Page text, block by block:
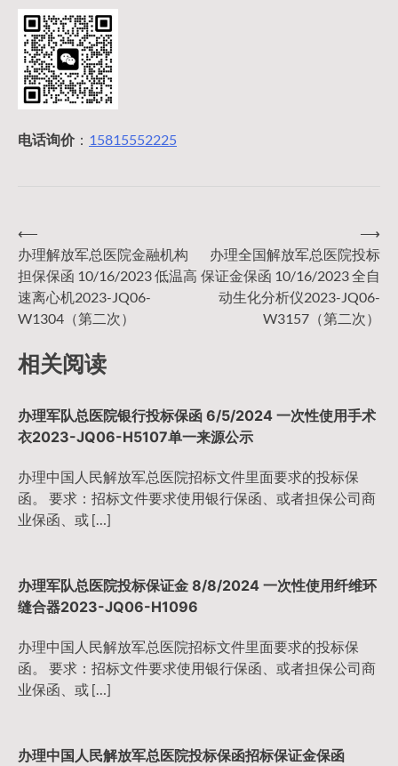
电话询价： 15815552225
文
章
导
⟵
办理解放军总医院金融机构
担保保函 10/16/2023 低温高
速离心机2023-JQ06-
W1304（第二次）
办理全国解放军总医院投标
保证金保函 10/16/2023 全自
动生化分析仪2023-JQ06-
W3157（第二次）
⟶
相关阅读
办理军队总医院银行投标保函 6/5/2024 一次性使用手术
衣2023-JQ06-H5107单一来源公示
办理中国人民解放军总医院招标文件里面要求的投标保
函。 要求：招标文件要求使用银行保函、或者担保公司商
业保函、或 […]
办理军队总医院投标保证金 8/8/2024 一次性使用纤维环
缝合器2023-JQ06-H1096
办理中国人民解放军总医院招标文件里面要求的投标保
函。 要求：招标文件要求使用银行保函、或者担保公司商
业保函、或 […]
办理中国人民解放军总医院投标保函招标保证金保函